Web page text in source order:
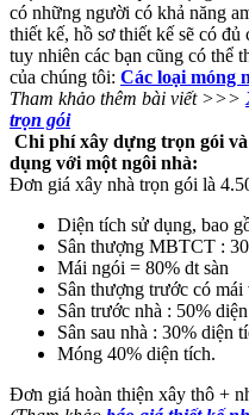
có những người có khả năng
thiết kế, hồ sơ thiết kế sẽ có
tuy nhiên các bạn cũng có thể
của chúng tôi: Các loại móng
Tham khảo thêm bài viết >>>
trọn gói
Chi phí xây dựng trọn gói
dụng với một ngôi nhà:
Đơn giá xây nhà trọn gói là
Diện tích sử dụng, bao
Sân thượng MBTCT :
Mái ngói = 80% dt sàn
Sân thượng trước có
Sân trước nhà : 50%
Sân sau nhà : 30% diện
Móng 40% diện tích.
Đơn giá hoàn thiện xây thô +